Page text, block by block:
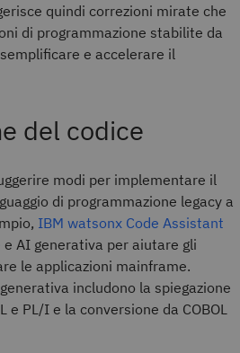
quindi correzioni mirate che
di programmazione stabilite da
e accelerare il
del codice
modi per implementare il
di programmazione legacy a
IBM watsonx Code Assistant
e AI generativa per aiutare gli
le applicazioni mainframe.
includono la spiegazione
e PL/I e la conversione da COBOL